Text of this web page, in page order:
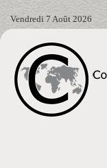
Vendredi 7 Août 2026